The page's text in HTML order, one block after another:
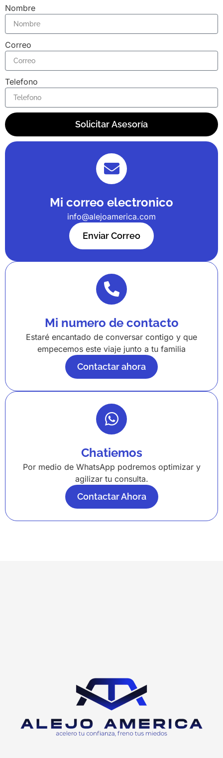
Nombre
Correo
Telefono
Solicitar Asesoría
Mi correo electronico
info@alejoamerica.com
Enviar Correo
Mi numero de contacto
Estaré encantado de conversar contigo y que
empecemos este viaje junto a tu familia
Contactar ahora
Chatiemos
Por medio de WhatsApp podremos optimizar y
agilizar tu consulta.
Contactar Ahora